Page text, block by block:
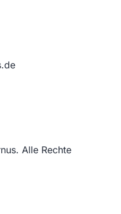
Alle Rechte